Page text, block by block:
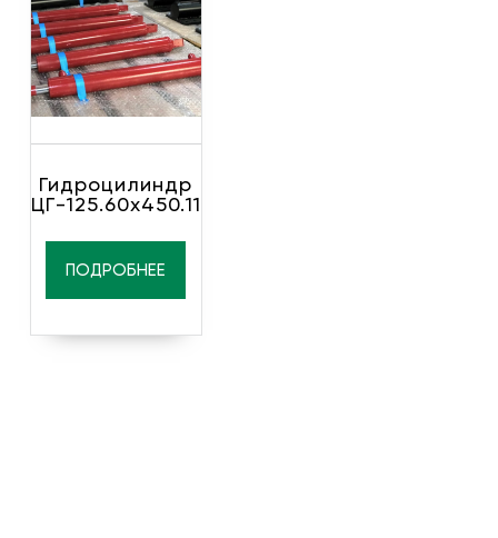
Гидроцилиндр
ЦГ-125.60х450.11
ПОДРОБНЕЕ